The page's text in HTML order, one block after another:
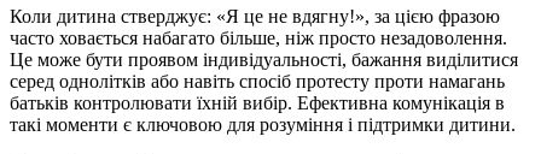
Коли дитина стверджує: «Я це не вдягну!», за цією фразою
часто ховається набагато більше, ніж просто незадоволення.
Це може бути проявом індивідуальності, бажання виділитися
серед однолітків або навіть спосіб протесту проти намагань
батьків контролювати їхній вибір. Ефективна комунікація в
такі моменти є ключовою для розуміння і підтримки дитини.